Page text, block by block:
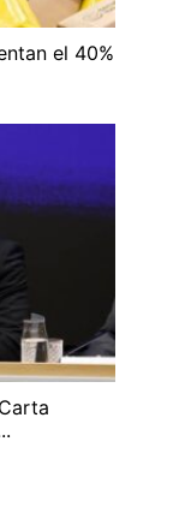
el 40%